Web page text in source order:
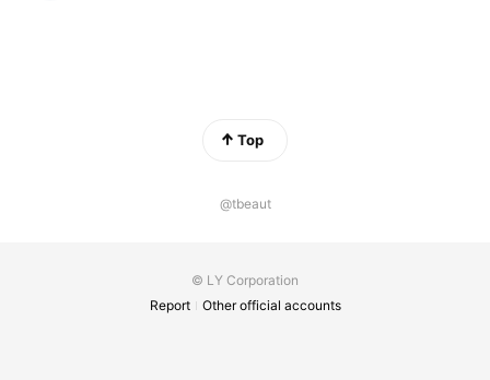
Top
@tbeaut
© LY Corporation
Report
Other official accounts